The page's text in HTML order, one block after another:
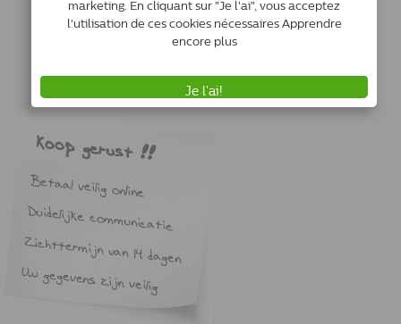
Livraisons
Tout sur l'expédition de votre commande
Voir les options de paiement